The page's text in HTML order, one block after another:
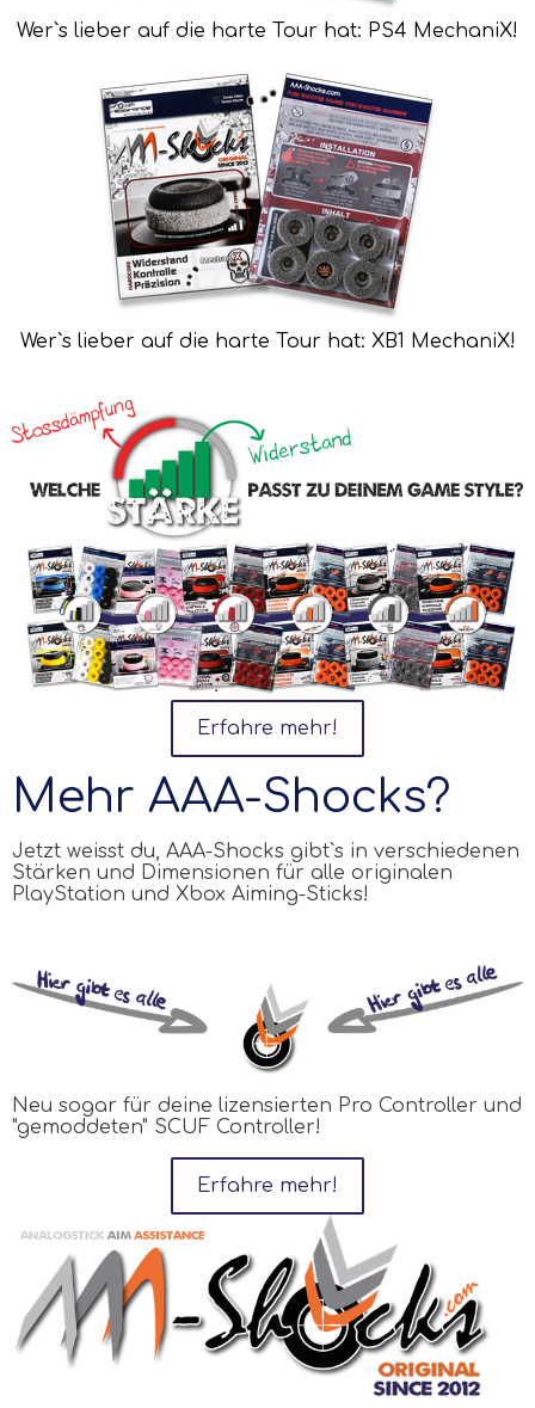
Wer`s lieber auf die harte Tour hat: PS4 MechaniX!
Wer`s lieber auf die harte Tour hat: XB1 MechaniX!
Erfahre mehr!
Mehr AAA-Shocks?
Jetzt weisst du, AAA-Shocks gibt`s in verschiedenen
Stärken und Dimensionen für alle originalen
PlayStation und Xbox Aiming-Sticks!
Neu sogar für deine lizensierten Pro Controller und
"gemoddeten" SCUF Controller!
Erfahre mehr!